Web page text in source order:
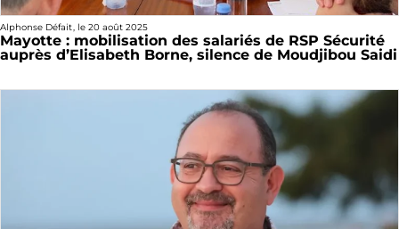
Alphonse Défait, le 20 août 2025
Mayotte : mobilisation des salariés de RSP Sécurité
auprès d’Elisabeth Borne, silence de Moudjibou Saidi